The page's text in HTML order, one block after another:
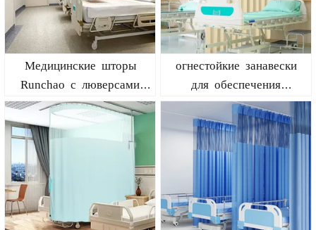
Медицинские шторы
Runchao с люверсами
для клиник и больниц
огнестойкие занавески
для обеспечения
конфиденциальности в
больницах